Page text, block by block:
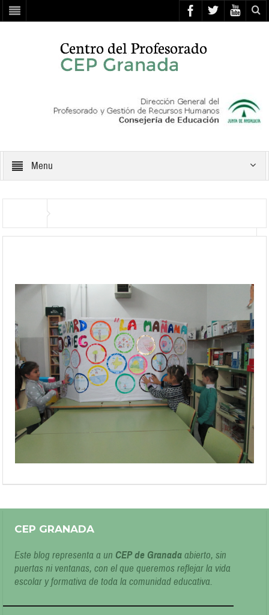
Menu
img_3105
CEP GRANADA
Este blog representa a un CEP de Granadaabierto, sin
puertas ni ventanas, con el que queremos reflejar la vida
escolar y formativa de toda la comunidad educativa.